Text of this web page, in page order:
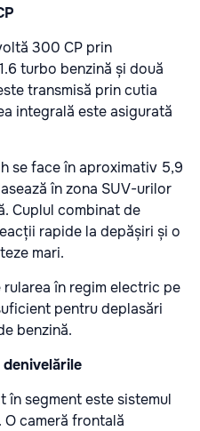
300 CP prin
turbo benzină și două
transmisă prin cutia
integrală este asigurată
se face în aproximativ 5,9
în zona SUV-urilor
Cuplul combinat de
rapide la depășiri și o
mari.
rularea în regim electric pe
pentru deplasări
benzină.
denivelările
în segment este sistemul
O cameră frontală